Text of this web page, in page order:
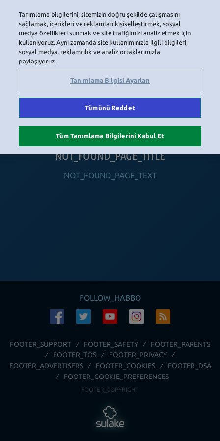
NAVIGATION_COMMUNITY
NOT_FOUND_PAGE_TITLE
NOT_FOUND_PAGE_TEXT
FOLLOW_HABBO
FOOTER_SUPPORT FOOTER_SAFETY
FOOTER_PARENTS
FOOTER_TOS
FOOTER_PRIVACY
FOOTER_ADVERTISERS
FOOTER_COOKIES
FOOTER_DSA
FOOTER_COOKIE_PREFERENCES
FOOTER_COPYRIGHT
Tanımlama bilgilerini; sitemizin doğru şekilde çalışmasını
sağlamak, içerikleri ve reklamları kişiselleştirmek, sosyal
medya özellikleri sunmak ve site trafiğimizi analiz etmek için
kullanıyoruz. Aynı zamanda site kullanımınızla ilgili bilgileri;
sosyal medya, reklamcılık ve analiz ortaklarımızla
paylaşıyoruz.
Tanımlama Bilgisi Ayarları
Tümünü Reddet
Tüm Tanımlama Bilgilerini Kabul Et